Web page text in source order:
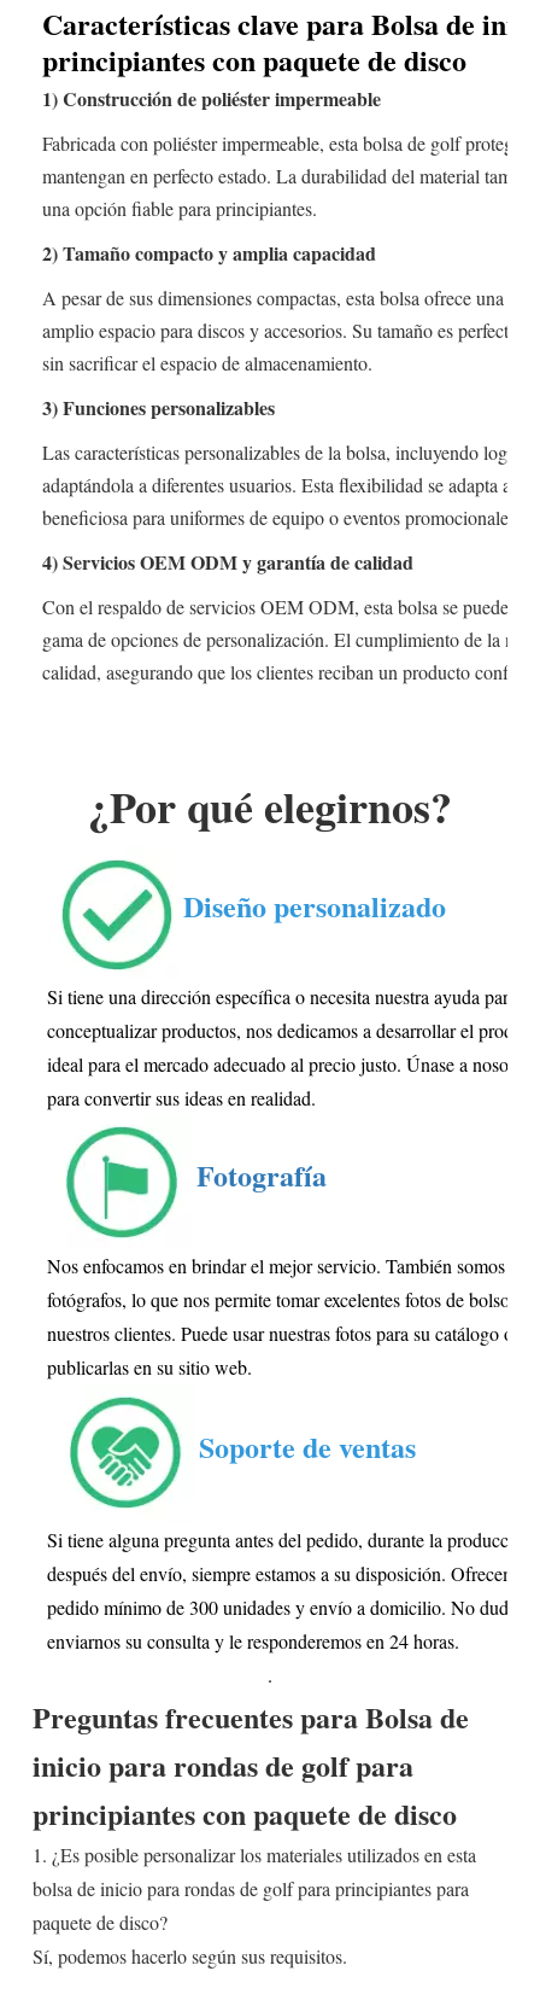
Características clave paraBolsa de
principiantes con paquete de disco
1)Construcción de poliéster impermeable
Fabricada con poliéster impermeable, esta bolsa de golf protege
mantengan en perfecto estado. La durabilidad del material
una opción fiable para principiantes.
2) Tamaño compacto y amplia capacidad
A pesar de sus dimensiones compactas, esta bolsa ofrece una
amplio espacio para discos y accesorios. Su tamaño es perfecto
sin sacrificar el espacio de almacenamiento.
3) Funciones personalizables
Las características personalizables de la bolsa, incluyendo
adaptándola a diferentes usuarios. Esta flexibilidad se adapta a
beneficiosa para uniformes de equipo o eventos promocionales.
4) Servicios OEM ODM y garantía de calidad
Con el respaldo de servicios OEM ODM, esta bolsa se puede
gama de opciones de personalización. El cumplimiento de la
calidad, asegurando que los clientes reciban un producto
¿Por qué elegirnos?
Diseño personalizado
Si tiene una dirección específica o necesita nuestra ayuda para
conceptualizar productos, nos dedicamos a desarrollar el
ideal para el mercado adecuado al precio justo. Únase a nosotros
para convertir sus ideas en realidad.
Fotografía
Nos enfocamos en brindar el mejor servicio. También somos
fotógrafos, lo que nos permite tomar excelentes fotos de bolsos
nuestros clientes. Puede usar nuestras fotos para su catálogo o
publicarlas en su sitio web.
Soporte de ventas
Si tiene alguna pregunta antes del pedido, durante la producción
después del envío, siempre estamos a su disposición. Ofrecemos
pedido mínimo de 300 unidades y envío a domicilio. No dude en
enviarnos su consulta y le responderemos en 24 horas.
.
Preguntas frecuentes paraBolsa de
inicio para rondas de golf para
principiantes con paquete de disco
1. ¿Es posible personalizar los materiales utilizados en esta
bolsa de inicio para rondas de golf para principiantes para
paquete de disco?
Sí, podemos hacerlo según sus requisitos.